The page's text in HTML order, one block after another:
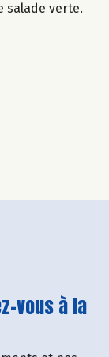
salade verte.
vous à la